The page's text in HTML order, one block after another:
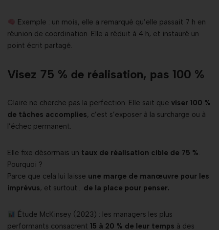
Exemple : un mois, elle a remarqué qu’elle passait 7 h en
réunion de coordination. Elle a réduit à 4 h, et instauré un
point écrit partagé.
Visez 75 % de réalisation, pas 100 %
Claire ne cherche pas la perfection. Elle sait que viser 100 %
de tâches accomplies, c’est s’exposer à la surcharge ou à
l’échec permanent.
Elle fixe désormais un taux de réalisation cible de 75 %.
Pourquoi ?
Parce que cela lui laisse une marge de manœuvre pour les
imprévus, et surtout… de la place pour penser.
Étude McKinsey (2023) : les managers les plus
performants consacrent 15 à 20 % de leur temps à des